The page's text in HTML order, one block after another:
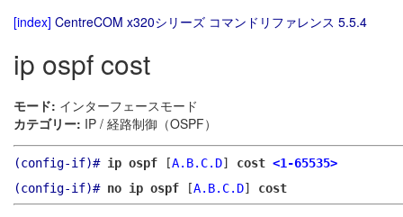
[index] CentreCOM x320シリーズ コマンドリファレンス 5.5.4
ip ospf cost
モード: インターフェースモード
カテゴリー: IP / 経路制御（OSPF）
(config-if)# ip ospf [A.B.C.D] cost <1-65535>
(config-if)# no ip ospf [A.B.C.D] cost